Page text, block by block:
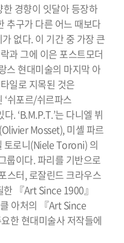
경향이 잇달아 등장하
추구가 다른 어느 때보다
없다. 이 기간 중 가장 큰
과 그에 이은 포스트모더
스 현대미술의 마지막 아
일로 지목된 것은
‘쉬포르/쉬르파스
. ‘B.M.P.T.’는 다니엘 뷔
Mosset), 미셸 파르
로니(Niele Toroni) 의
룹이다. 파리를 기반으로
스터, 로잘린드 크라우스
『Art Since 1900』
아처의 『Art Since
한 현대미술사 저작들에